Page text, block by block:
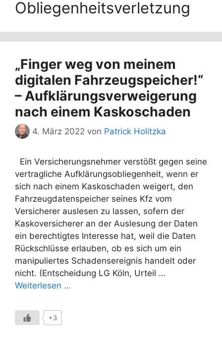
Obliegenheitsverletzung
„Finger weg von meinem
digitalen Fahrzeugspeicher!“
– Aufklärungsverweigerung
nach einem Kaskoschaden
4. März 2022 von Patrick Holitzka
Ein Versicherungsnehmer verstößt gegen seine
vertragliche Aufklärungsobliegenheit, wenn er
sich nach einem Kaskoschaden weigert, den
Fahrzeugdatenspeicher seines Kfz vom
Versicherer auslesen zu lassen, sofern der
Kaskoversicherer an der Auslesung der Daten
ein berechtigtes Interesse hat, weil die Daten
Rückschlüsse erlauben, ob es sich um ein
manipuliertes Schadensereignis handelt oder
nicht. (Entscheidung LG Köln, Urteil …
Weiterlesen …
+3